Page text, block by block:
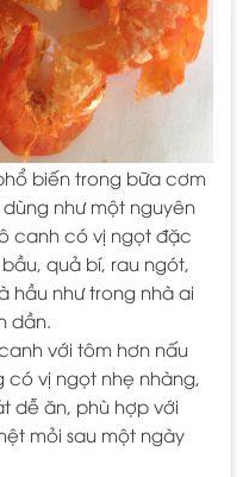
biến trong bữa cơm
như một nguyên
canh có vị ngọt đặc
quả bí, rau ngót,
hầu như trong nhà ai
dần.
với tôm hơn nấu
có vị ngọt nhẹ nhàng,
dễ ăn, phù hợp với
mỏi sau một ngày